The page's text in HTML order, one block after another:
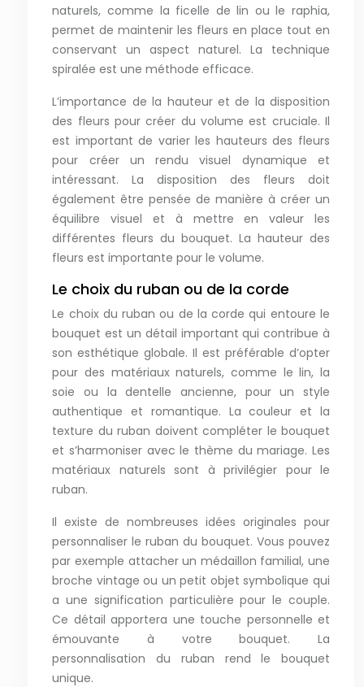
naturels, comme la ficelle de lin ou le raphia,
permet de maintenir les fleurs en place tout en
conservant un aspect naturel. La technique
spiralée est une méthode efficace.
L’importance de la hauteur et de la disposition
des fleurs pour créer du volume est cruciale. Il
est important de varier les hauteurs des fleurs
pour créer un rendu visuel dynamique et
intéressant. La disposition des fleurs doit
également être pensée de manière à créer un
équilibre visuel et à mettre en valeur les
différentes fleurs du bouquet. La hauteur des
fleurs est importante pour le volume.
Le choix du ruban ou de la corde
Le choix du ruban ou de la corde qui entoure le
bouquet est un détail important qui contribue à
son esthétique globale. Il est préférable d’opter
pour des matériaux naturels, comme le lin, la
soie ou la dentelle ancienne, pour un style
authentique et romantique. La couleur et la
texture du ruban doivent compléter le bouquet
et s’harmoniser avec le thème du mariage. Les
matériaux naturels sont à privilégier pour le
ruban.
Il existe de nombreuses idées originales pour
personnaliser le ruban du bouquet. Vous pouvez
par exemple attacher un médaillon familial, une
broche vintage ou un petit objet symbolique qui
a une signification particulière pour le couple.
Ce détail apportera une touche personnelle et
émouvante à votre bouquet. La
personnalisation du ruban rend le bouquet
unique.